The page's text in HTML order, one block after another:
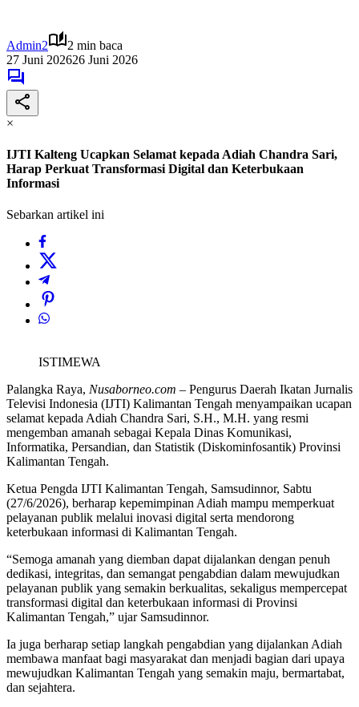
Admin2
2 min baca
27 Juni 202626 Juni 2026
×
IJTI Kalteng Ucapkan Selamat kepada Adiah Chandra Sari,
Harap Perkuat Transformasi Digital dan Keterbukaan
Informasi
Sebarkan artikel ini
ISTIMEWA
Palangka Raya, Nusaborneo.com – Pengurus Daerah Ikatan Jurnalis
Televisi Indonesia (IJTI) Kalimantan Tengah menyampaikan ucapan
selamat kepada Adiah Chandra Sari, S.H., M.H. yang resmi
mengemban amanah sebagai Kepala Dinas Komunikasi,
Informatika, Persandian, dan Statistik (Diskominfosantik) Provinsi
Kalimantan Tengah.
Ketua Pengda IJTI Kalimantan Tengah, Samsudinnor, Sabtu
(27/6/2026), berharap kepemimpinan Adiah mampu memperkuat
pelayanan publik melalui inovasi digital serta mendorong
keterbukaan informasi di Kalimantan Tengah.
“Semoga amanah yang diemban dapat dijalankan dengan penuh
dedikasi, integritas, dan semangat pengabdian dalam mewujudkan
pelayanan publik yang semakin berkualitas, sekaligus mempercepat
transformasi digital dan keterbukaan informasi di Provinsi
Kalimantan Tengah,” ujar Samsudinnor.
Ia juga berharap setiap langkah pengabdian yang dijalankan Adiah
membawa manfaat bagi masyarakat dan menjadi bagian dari upaya
mewujudkan Kalimantan Tengah yang semakin maju, bermartabat,
dan sejahtera.